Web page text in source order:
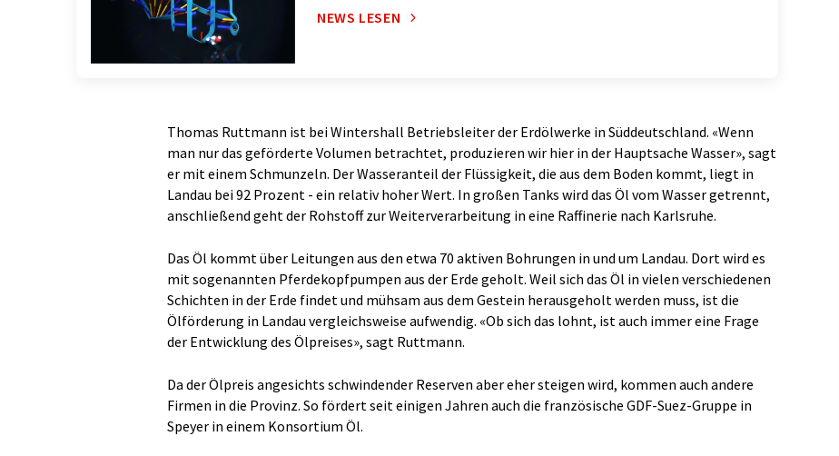
NEWS LESEN
Thomas Ruttmann ist bei Wintershall Betriebsleiter der Erdölwerke in Süddeutschland. «Wenn
man nur das geförderte Volumen betrachtet, produzieren wir hier in der Hauptsache Wasser», sagt
er mit einem Schmunzeln. Der Wasseranteil der Flüssigkeit, die aus dem Boden kommt, liegt in
Landau bei 92 Prozent - ein relativ hoher Wert. In großen Tanks wird das Öl vom Wasser getrennt,
anschließend geht der Rohstoff zur Weiterverarbeitung in eine Raffinerie nach Karlsruhe.
Das Öl kommt über Leitungen aus den etwa 70 aktiven Bohrungen in und um Landau. Dort wird es
mit sogenannten Pferdekopfpumpen aus der Erde geholt. Weil sich das Öl in vielen verschiedenen
Schichten in der Erde findet und mühsam aus dem Gestein herausgeholt werden muss, ist die
Ölförderung in Landau vergleichsweise aufwendig. «Ob sich das lohnt, ist auch immer eine Frage
der Entwicklung des Ölpreises», sagt Ruttmann.
Da der Ölpreis angesichts schwindender Reserven aber eher steigen wird, kommen auch andere
Firmen in die Provinz. So fördert seit einigen Jahren auch die französische GDF-Suez-Gruppe in
Speyer in einem Konsortium Öl.